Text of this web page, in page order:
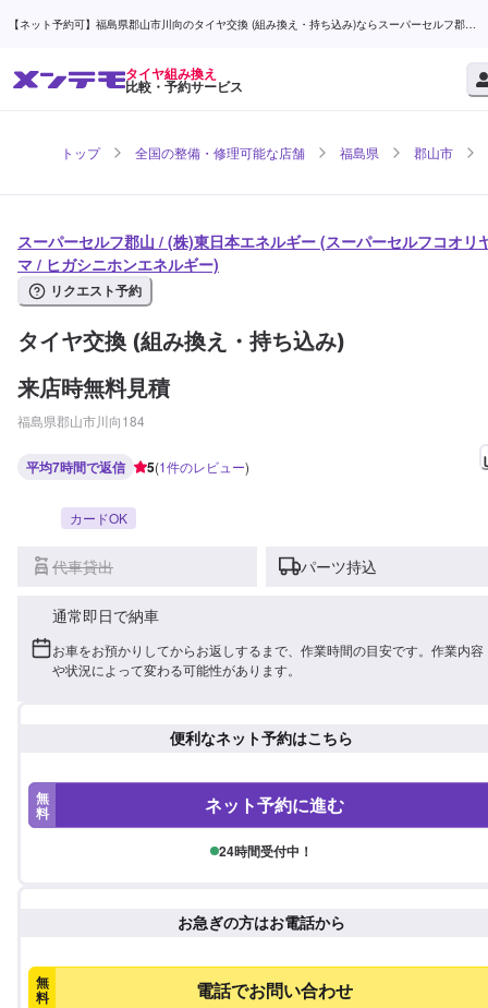
【ネット予約可】福島県郡山市川向のタイヤ交換 (組み換え・持ち込み)ならスーパーセルフ郡山
タイヤ組み換え
比較・予約サービス
トップ 全国の整備・修理可能な店舗 福島県 郡山市
スーパーセルフ郡山 / (株)東日本エネルギー (スーパーセルフコオリ
マ / ヒガシニホンエネルギー)
リクエスト予約
タイヤ交換 (組み換え・持ち込み)
来店時無料見積
福島県郡山市川向184
平均7時間で返信 5(1件のレビュー)
カードOK
代車貸出 パーツ持込
通常即日で納車
お車をお預かりしてからお返しするまで、作業時間の目安です。作業内容
や状況によって変わる可能性があります。
便利なネット予約はこちら
無
料 ネット予約に進む
24時間受付中！
お急ぎの方はお電話から
無
料 電話でお問い合わせ